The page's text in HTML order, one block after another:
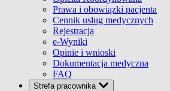
Prawa i obowiązki pacjenta
Cennik usług medycznych
Rejestracja
e-Wyniki
Opinie i wnioski
Dokumentacja medyczna
FAQ
Strefa pracownika